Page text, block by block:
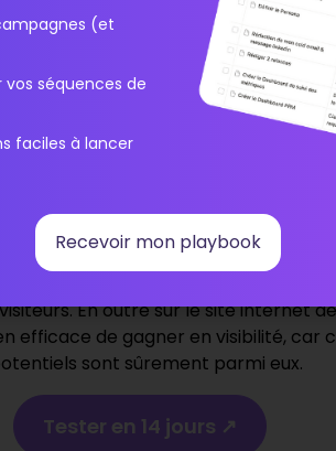
. La connaissance
les concernant en votre
habitudes, aux besoins
en son genre et
générer du trafic
visibilité est essentielle. Pour ce
phare d’une stratégie d’inbound
En outre sur le site internet
efficace de gagner en visibilité, car
sont sûrement parmi eux.
Tester en 14 jours ↗️
(et
séquences de
faciles à lancer
Recevoir mon playbook